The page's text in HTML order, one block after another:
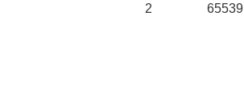
2 65539